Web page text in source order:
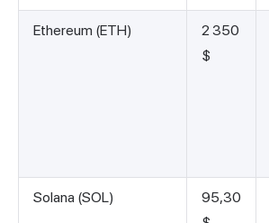
Ethereum (ETH)
2 350
$
Solana (SOL)
95,30